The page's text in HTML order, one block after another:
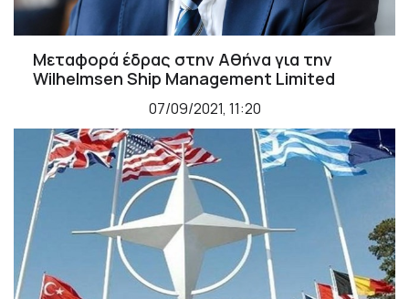
Μεταφορά έδρας στην Αθήνα για την
Wilhelmsen Ship Management Limited
07/09/2021, 11:20